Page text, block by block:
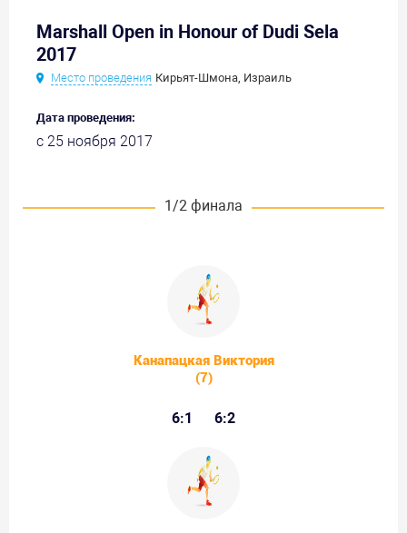
Marshall Open in Honour of Dudi Sela
2017
Место проведения Кирьят-Шмона, Израиль
Дата проведения:
с 25 ноября 2017
1/2 финала
Канапацкая Виктория
(7)
6:1 6:2